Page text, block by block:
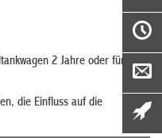
2 Jahre oder für
die Einfluss auf die